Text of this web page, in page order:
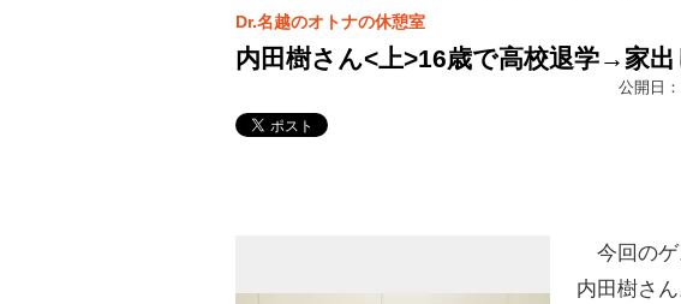
Dr.名越のオトナの休憩室
内田樹さん<上>16歳で高校退学→家
公開日：
今回のゲ
内田樹さ